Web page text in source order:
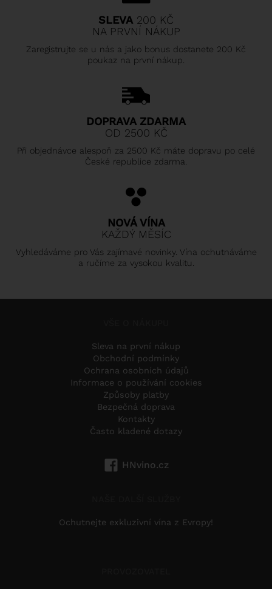
SLEVA 200 KČ
NA PRVNÍ NÁKUP
Zaregistrujte se u nás a jako bonus dostanete 200 Kč
poukaz na první nákup.
DOPRAVA ZDARMA
OD 2500 KČ
Při objednávce alespoň za 2500 Kč máte dopravu po celé
České republice zdarma.
NOVÁ VÍNA
KAŽDÝ MĚSÍC
Vyhledáváme pro Vás zajímavé novinky. Vína ochutnáváme
a ručíme za vysokou kvalitu.
Sleva na první nákup
Obchodní podmínky
Ochrana osobních údajů
Informace o používání cookies
Způsoby platby
Bezpečná doprava
Kontakty
Často kladené dotazy
HNvino.cz
Ochutnejte exkluzivní vína z Evropy!